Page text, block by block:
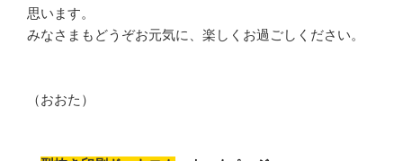
思います。
みなさまもどうぞお元気に、楽しくお過ごしください。
（おおた）